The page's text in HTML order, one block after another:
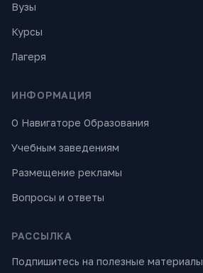
Вузы
Курсы
Лагеря
ИНФОРМАЦИЯ
О Навигаторе Образования
Учебным заведениям
Размещение рекламы
Вопросы и ответы
РАССЫЛКА
Подпишитесь на полезные материалы